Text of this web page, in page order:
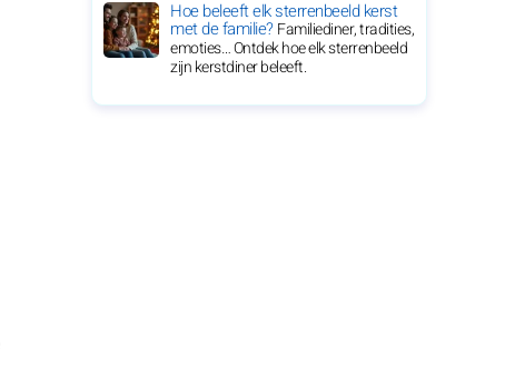
Hoe beleeft elk sterrenbeeld kerst
met de familie?Familiediner, tradities,
emoties… Ontdek hoe elk sterrenbeeld
zijn kerstdiner beleeft.